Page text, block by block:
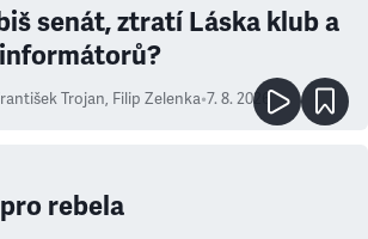
senát, ztratí Láska klub a
Trojan, Filip Zelenka•7. 8. 2026
rebela